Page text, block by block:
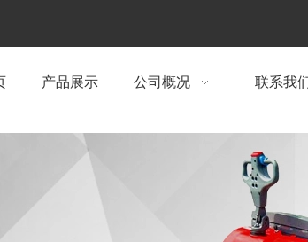
产品展示 公司概况 联系我